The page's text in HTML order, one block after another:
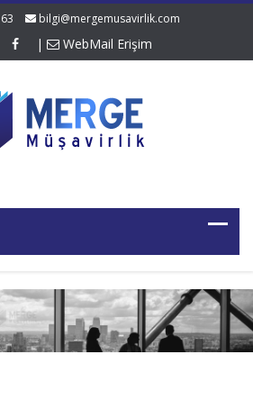
bilgi@mergemusavirlik.com
| WebMail Erişim